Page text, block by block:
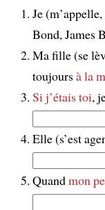
Je
Bond, James
Ma fille (se
toujoursà la
Si j’étais toi,
Elle (s’est
Quandmon